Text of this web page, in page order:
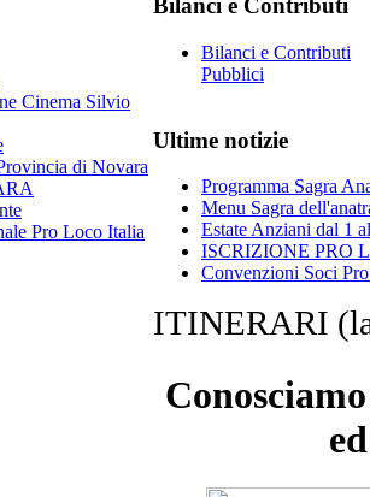
Cinema Silvio
di Novara
Pro Loco Italia
Bilanci e Contributi
Bilanci e Contributi
Pubblici
Ultime notizie
Programma Sagra
Menu Sagra
Estate Anziani dal 1
ISCRIZIONE PRO
Convenzioni Soci
ITINERARI